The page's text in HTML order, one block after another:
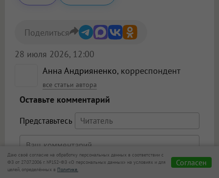
Анна Андрияненко, корреспондент
все статьи автора
28 июля 2026, 12:00
Поделиться
Оставьте комментарий
Представьтесь
Даю своё согласие на обработку персональных данных в соответствии с
ФЗ от 27.07.2006 г. №152-ФЗ «О персональных данных» на условиях и для
целей, определённых в Политике.
Согласен